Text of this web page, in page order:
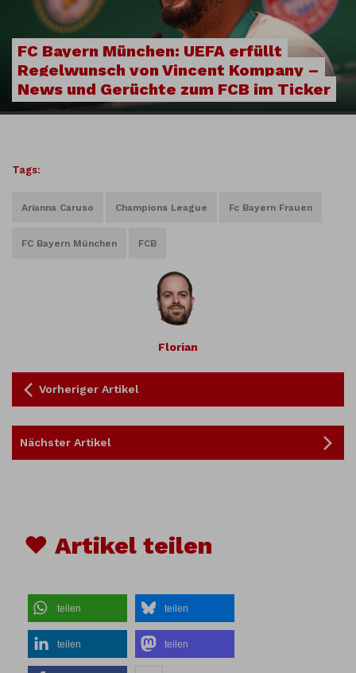
FC Bayern München: UEFA erfüllt
Regelwunsch von Vincent Kompany –
News und Gerüchte zum FCB im Ticker
Tags:
Arianna Caruso Champions League Fc Bayern Frauen
FC Bayern München FCB
Florian
Vorheriger Artikel
Nächster Artikel
♥ Artikel teilen
teilen teilen
teilen teilen